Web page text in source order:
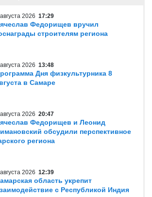
2026 17:29
Федорищев вручил
строителям региона
2026 13:48
Дня физкультурника 8
в Самаре
2026 20:47
Федорищев и Леонид
обсудили перспективное
региона
2026 12:39
область укрепит
с Республикой Индия